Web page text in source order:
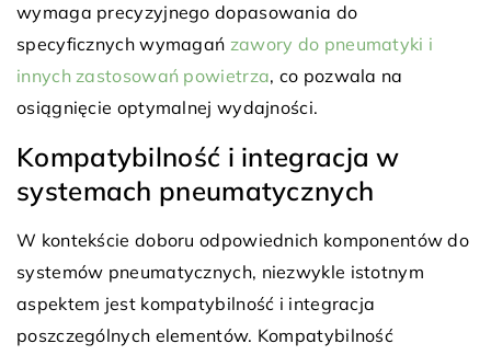
wymaga precyzyjnego dopasowania do
specyficznych wymagań zawory do pneumatyki i
innych zastosowań powietrza, co pozwala na
osiągnięcie optymalnej wydajności.
Kompatybilność i integracja w
systemach pneumatycznych
W kontekście doboru odpowiednich komponentów do
systemów pneumatycznych, niezwykle istotnym
aspektem jest kompatybilność i integracja
poszczególnych elementów. Kompatybilność